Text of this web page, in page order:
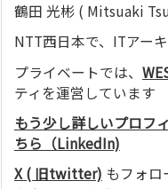
鶴田 光彬 ( Mitsuaki
NTT西日本で、ITアー
プライベートでは、
ティを運営しています
もう少し詳しいプロフ
ちら（LinkedIn)
X ( 旧twitter) もフォ